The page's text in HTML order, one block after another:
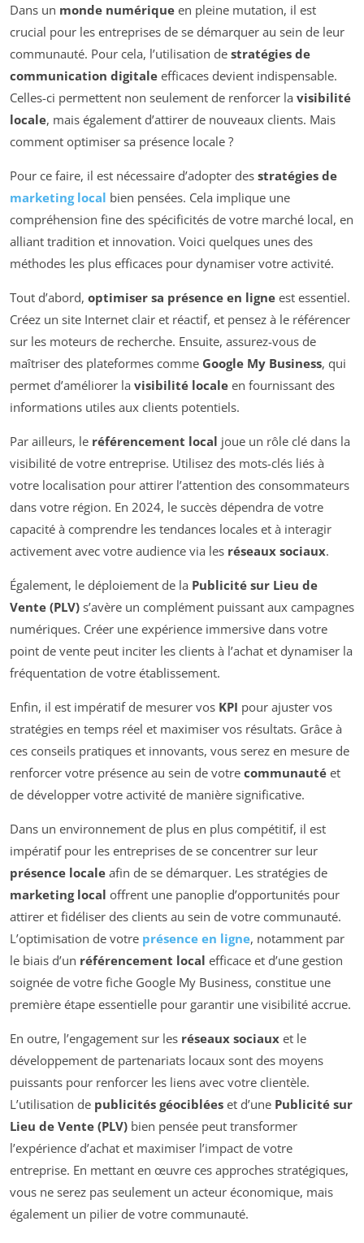
Dans un monde numérique en pleine mutation, il est
crucial pour les entreprises de se démarquer au sein de leur
communauté. Pour cela, l’utilisation de stratégies de
communication digitale efficaces devient indispensable.
Celles-ci permettent non seulement de renforcer la visibilité
locale, mais également d’attirer de nouveaux clients. Mais
comment optimiser sa présence locale ?
Pour ce faire, il est nécessaire d’adopter des stratégies de
marketing local bien pensées. Cela implique une
compréhension fine des spécificités de votre marché local, en
alliant tradition et innovation. Voici quelques unes des
méthodes les plus efficaces pour dynamiser votre activité.
Tout d’abord, optimiser sa présence en ligne est essentiel.
Créez un site Internet clair et réactif, et pensez à le référencer
sur les moteurs de recherche. Ensuite, assurez-vous de
maîtriser des plateformes comme Google My Business, qui
permet d’améliorer la visibilité locale en fournissant des
informations utiles aux clients potentiels.
Par ailleurs, le référencement local joue un rôle clé dans la
visibilité de votre entreprise. Utilisez des mots-clés liés à
votre localisation pour attirer l’attention des consommateurs
dans votre région. En 2024, le succès dépendra de votre
capacité à comprendre les tendances locales et à interagir
activement avec votre audience via les réseaux sociaux.
Également, le déploiement de la Publicité sur Lieu de
Vente (PLV) s’avère un complément puissant aux campagnes
numériques. Créer une expérience immersive dans votre
point de vente peut inciter les clients à l’achat et dynamiser la
fréquentation de votre établissement.
Enfin, il est impératif de mesurer vos KPI pour ajuster vos
stratégies en temps réel et maximiser vos résultats. Grâce à
ces conseils pratiques et innovants, vous serez en mesure de
renforcer votre présence au sein de votre communauté et
de développer votre activité de manière significative.
Dans un environnement de plus en plus compétitif, il est
impératif pour les entreprises de se concentrer sur leur
présence locale afin de se démarquer. Les stratégies de
marketing local offrent une panoplie d’opportunités pour
attirer et fidéliser des clients au sein de votre communauté.
L’optimisation de votre présence en ligne, notamment par
le biais d’un référencement local efficace et d’une gestion
soignée de votre fiche Google My Business, constitue une
première étape essentielle pour garantir une visibilité accrue.
En outre, l’engagement sur les réseaux sociaux et le
développement de partenariats locaux sont des moyens
puissants pour renforcer les liens avec votre clientèle.
L’utilisation de publicités géociblées et d’une Publicité sur
Lieu de Vente (PLV) bien pensée peut transformer
l’expérience d’achat et maximiser l’impact de votre
entreprise. En mettant en œuvre ces approches stratégiques,
vous ne serez pas seulement un acteur économique, mais
également un pilier de votre communauté.